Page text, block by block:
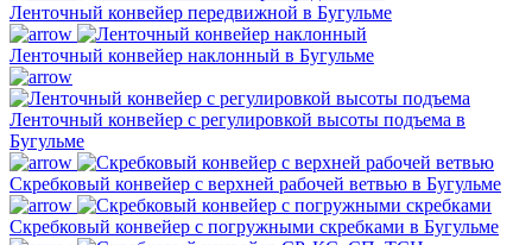
Ленточный конвейер передвижной в Бугульме
Ленточный конвейер наклонный в Бугульме
Ленточный конвейер с регулировкой высоты подъема в
Бугульме
Скребковый конвейер с верхней рабочей ветвью в Бугульме
Скребковый конвейер с погружными скребками в Бугульме